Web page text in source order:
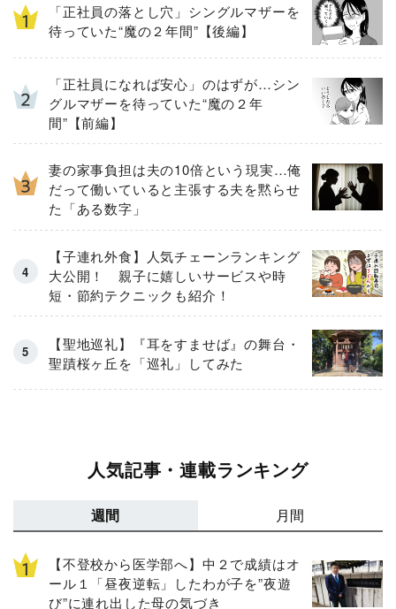
「正社員の落とし穴」シングルマザーを
待っていた“魔の２年間”【後編】
「正社員になれば安心」のはずが…シン
グルマザーを待っていた“魔の２年
間”【前編】
妻の家事負担は夫の10倍という現実…俺
だって働いていると主張する夫を黙らせ
た「ある数字」
【子連れ外食】人気チェーンランキング
大公開！ 親子に嬉しいサービスや時
短・節約テクニックも紹介！
【聖地巡礼】『耳をすませば』の舞台・
聖蹟桜ヶ丘を「巡礼」してみた
人気記事・連載ランキング
週間 月間
【不登校から医学部へ】中２で成績はオ
ール１「昼夜逆転」したわが子を”夜遊
び”に連れ出した母の気づき